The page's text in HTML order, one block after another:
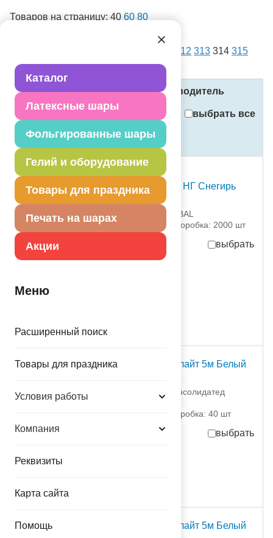
Каталог
Латексные шары
Фольгированные шары
Гелий и оборудование
Товары для праздника
Печать на шарах
Акции
Меню
Расширенный поиск
Товары для праздника
Условия работы
Компания
Реквизиты
Карта сайта
Помощь
новинка
спецпредложение
Применить
Сбросить фильтры
Товаров на страницу: 40 60 80
312 313 314 315
316...361
Название Код Производитель
выбрать все
Стоимость
(в рублях, с учётом НДС)
сезонный
Шар с рисунком 14" С НГ Снегирь
1103-3248 Белбал / BELBAL
партия поставки: 50 шт коробка: 2000 шт
выбрать
615,00руб.
Гирл светодиод Дюралайт 5м Белый
1501-7201 Дженерал Консолидатед
Импекс Компан
партия поставки: 1 шт коробка: 40 шт
выбрать
625,00руб.
Гирл светодиод Дюралайт 5м Белый